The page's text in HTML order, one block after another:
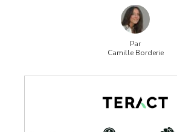
Par
Camille Borderie